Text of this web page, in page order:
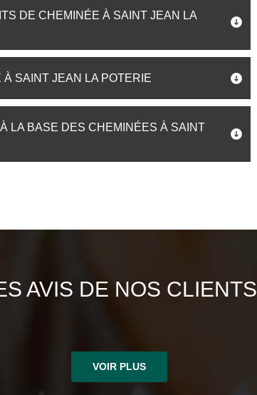
DE CHEMINÉE À SAINT JEAN LA
SAINT JEAN LA POTERIE
LA BASE DES CHEMINÉES À SAINT
AVIS DE NOS CLIENTS
VOIR PLUS